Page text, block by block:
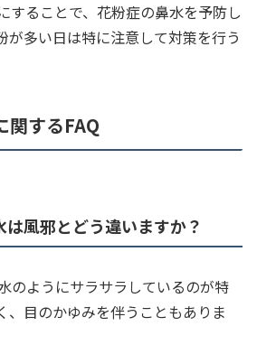
することで、花粉症の鼻水を予防し
が多い日は特に注意して対策を行う
関するFAQ
は風邪とどう違いますか？
のようにサラサラしているのが特
、目のかゆみを伴うこともありま